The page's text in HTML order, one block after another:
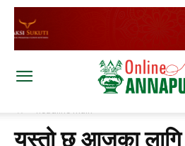
घर headline main
यस्तो छ आजका लागि